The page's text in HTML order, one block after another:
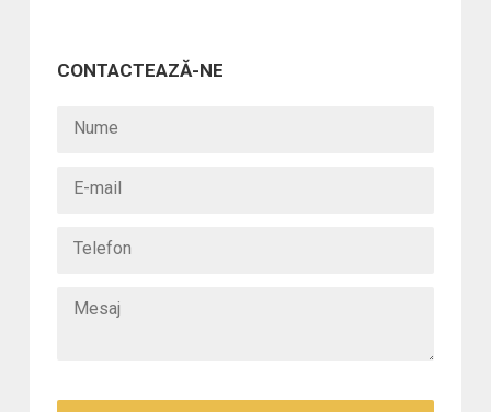
CONTACTEAZĂ-NE